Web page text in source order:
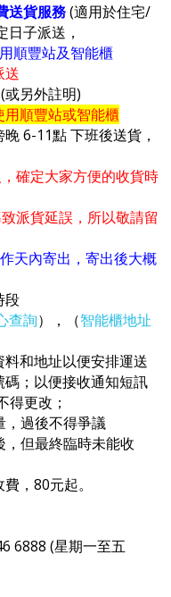
送貨服務(適用於住宅/
子派送，
順豐站及智能櫃
送
另外註明)
順豐站或智能櫃
6-11點 下班後送貨，
確定大家方便的收貨時
派貨延誤，所以敬請留
天內寄出，寄出後大概
段
查詢），（智能櫃地址
和地址以便安排運送
；以便接收通知短訊
更改；
，過後不得爭議
但最終臨時未能收
，80元起。
6888 (星期一至五